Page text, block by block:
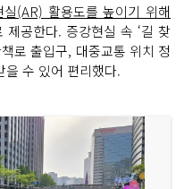
실(AR) 활용도를 높이기 위해
제공한다. 증강현실 속 ‘길 찾
로 출입구, 대중교통 위치 정
을 수 있어 편리했다.